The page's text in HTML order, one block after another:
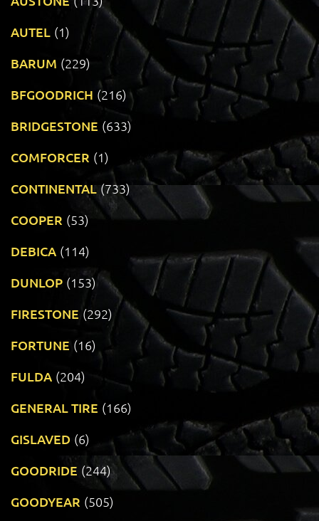
AUTEL (1)
BARUM (229)
BFGOODRICH (216)
BRIDGESTONE (633)
COMFORCER (1)
CONTINENTAL (733)
COOPER (53)
DEBICA (114)
DUNLOP (153)
FIRESTONE (292)
FORTUNE (16)
FULDA (204)
GENERAL TIRE (166)
GISLAVED (6)
GOODRIDE (244)
GOODYEAR (505)